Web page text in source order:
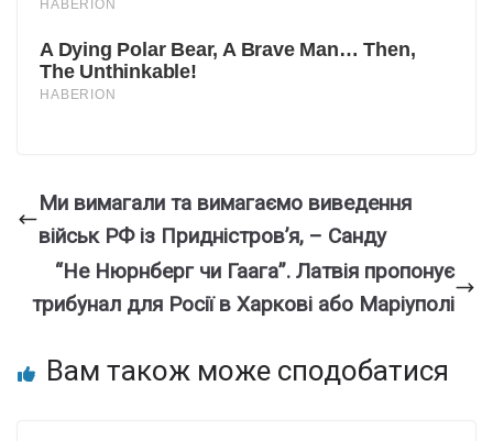
Ми вимагали та вимагаємо виведення
військ РФ із Придністров’я, – Санду
“Не Нюрнберг чи Гаага”. Латвія пропонує
трибунал для Росії в Харкові або Маріуполі
Вам також може сподобатися